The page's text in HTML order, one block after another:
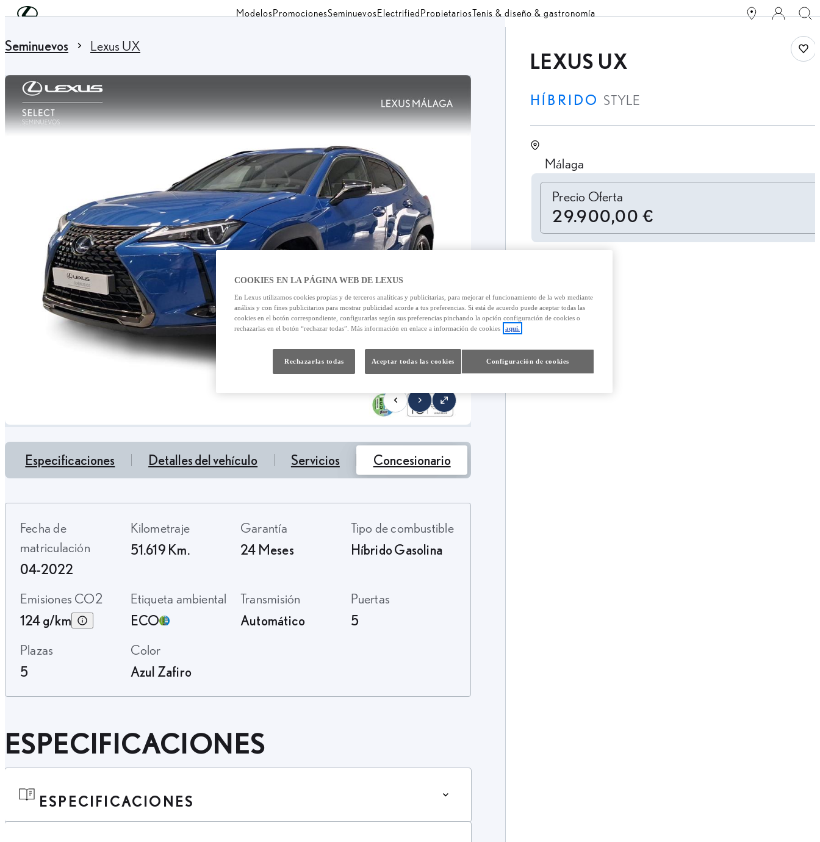
Skip to Main Content ModelosPromocionesSeminuevosElectrifiedPropietariosTenis & diseño & gastronomía
LEXUS UX
HÍBRIDO STYLE
Málaga
Personalizar cuota
Precio Oferta
29.900,00 €
Seminuevos Lexus UX
Especificaciones Detalles del vehículo Servicios Concesionario
Fecha de
matriculación
04-2022
Kilometraje
51.619 Km.
Garantía
24 Meses
Tipo de combustible
Híbrido Gasolina
Emisiones CO2
124 g/km
Etiqueta ambiental
ECO
Transmisión
Automático
Puertas
5
Plazas
5
Color
Azul Zafiro
ESPECIFICACIONES
ESPECIFICACIONES
COOKIES EN LA PÁGINA WEB DE LEXUS
En Lexus utilizamos cookies propias y de terceros analíticas y publicitarias, para mejorar el funcionamiento de la web mediante
análisis y con fines publicitarios para mostrar publicidad acorde a tus preferencias. Si está de acuerdo puede aceptar todas las
cookies en el botón correspondiente, configurarlas según sus preferencias pinchando la opción configuración de cookies o
rechazarlas en el botón “rechazar todas”. Más información en enlace a información de cookies
aquí.
Configuración de cookies
Rechazarlas todas Aceptar todas las cookies